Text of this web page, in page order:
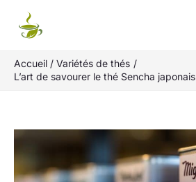
Accueil
Variétés de thés
L’art de savourer le thé Sencha japonais